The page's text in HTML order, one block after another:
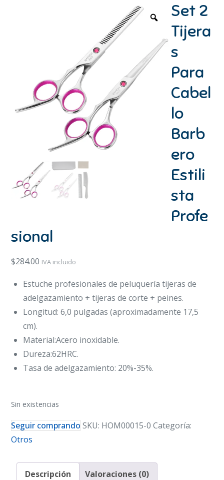
Set 2
Tijera
s
Para
Cabel
lo
Barb
ero
Estili
sta
Profe
sional
$284.00 IVA incluido
Estuche profesionales de peluquería tijeras de
adelgazamiento + tijeras de corte + peines.
Longitud: 6,0 pulgadas (aproximadamente 17,5
cm).
Material:Acero inoxidable.
Dureza:62HRC.
Tasa de adelgazamiento: 20%-35%.
Sin existencias
Seguir comprando SKU: HOM00015-0 Categoría:
Otros
Descripción Valoraciones (0)